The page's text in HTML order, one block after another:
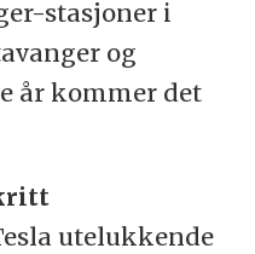
stasjoner i
og
år kommer det
utelukkende